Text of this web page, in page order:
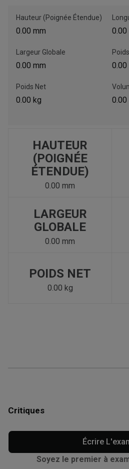
Envoyez un message au
Écrivez-nous
Veuillez mettre à jour le code postal
Hauteur (Poignée Étendue)
0.00 mm 0.00
Largeur Globale
0.00 mm
Poids
0.00
Poids Net
0.00 kg 0.00
HAUTEUR
(POIGNÉE
ÉTENDUE)
0.00 mm
LARGEUR
GLOBALE
0.00 mm
POIDS NET
0.00 kg
Critiques
Écrire
Soyez le premier à